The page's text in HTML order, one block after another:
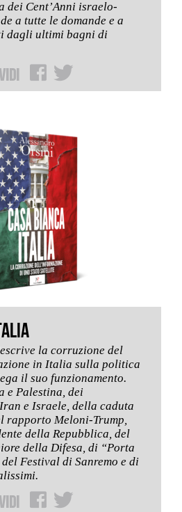
dei Cent’Anni israelo-
a tutte le domande e a
dagli ultimi bagni di
la corruzione del
in Italia sulla politica
il suo funzionamento.
e Palestina, dei
e Israele, della caduta
rapporto Meloni-Trump,
della Repubblica, del
della Difesa, di “Porta
Festival di Sanremo e di